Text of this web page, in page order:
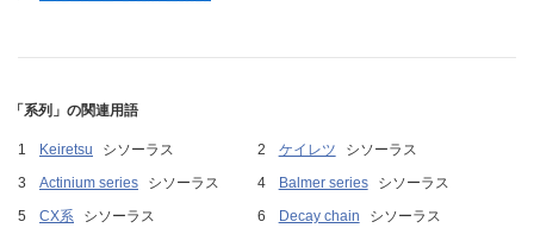
「系列」の関連用語
Keiretsu シソーラス ケイレツ
シソーラス
Actinium series
シソーラス Balmer series
シソーラス
CX系
シソーラス Decay chain
シソーラス